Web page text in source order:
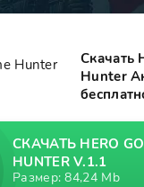
Скачать
Hunter
СКАЧАТЬ HERO
HUNTER V.1.1
Размер: 84,24 Mb